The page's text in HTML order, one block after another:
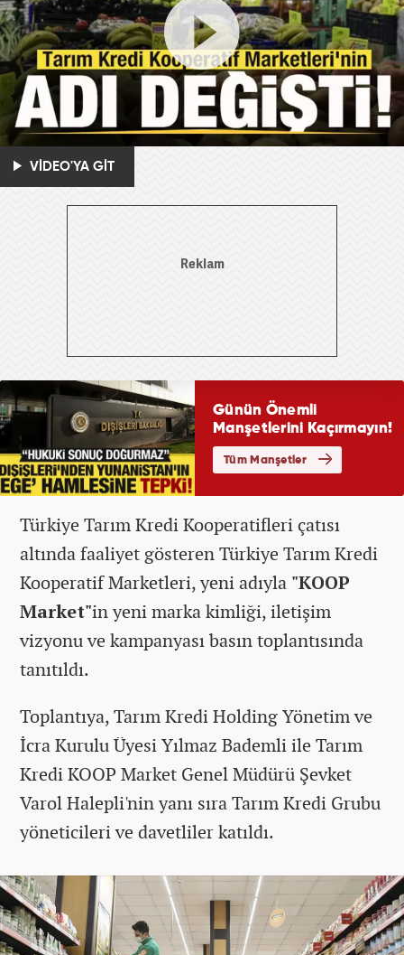
VİDEO'YA GİT
Türkiye Tarım Kredi Kooperatifleri çatısı
altında faaliyet gösteren Türkiye Tarım Kredi
Kooperatif Marketleri, yeni adıyla "KOOP
Market"in yeni marka kimliği, iletişim
vizyonu ve kampanyası basın toplantısında
tanıtıldı.
Toplantıya, Tarım Kredi Holding Yönetim ve
İcra Kurulu Üyesi Yılmaz Bademli ile Tarım
Kredi KOOP Market Genel Müdürü Şevket
Varol Halepli'nin yanı sıra Tarım Kredi Grubu
yöneticileri ve davetliler katıldı.